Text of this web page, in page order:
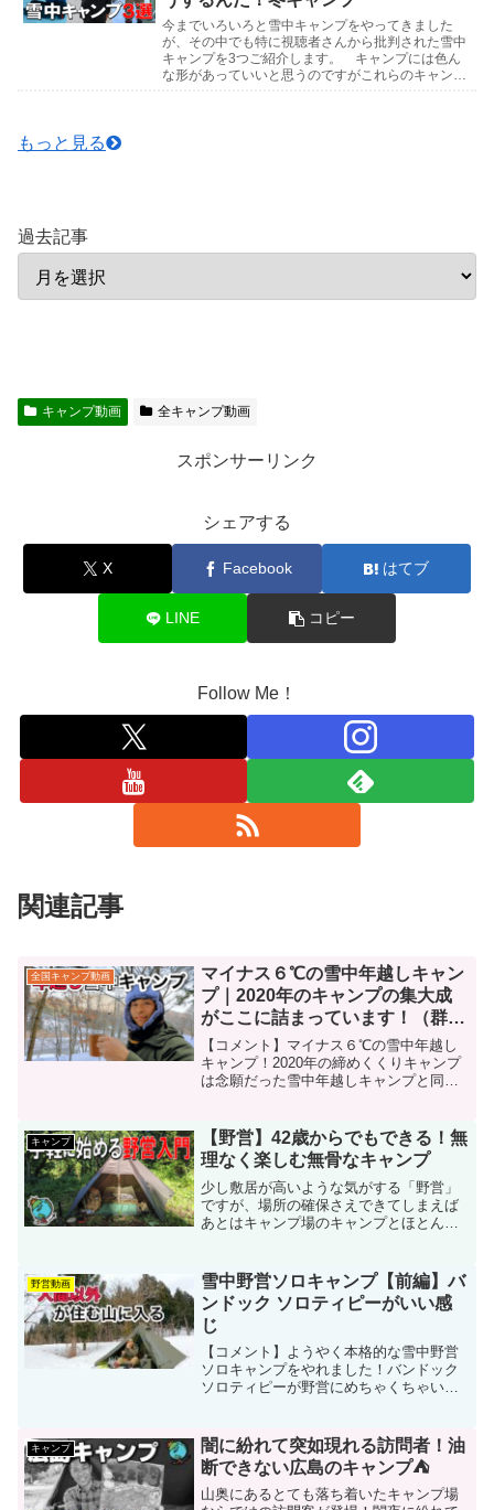
今までいろいろと雪中キャンプをやってきました
が、その中でも特に視聴者さんから批判された雪中
キャンプを3つご紹介します。 キャンプには色ん
な形があっていいと思うのですがこれらのキャンプ
もっと見る
過去記事
キャンプ動画 全キャンプ動画
スポンサーリンク
シェアする
X Facebook はてブ
LINE コピー
Follow Me！
関連記事
全国キャンプ動画
マイナス６℃の雪中年越しキャン
プ｜2020年のキャンプの集大成
がここに詰まっています！（群馬
県／グリーンパークふきわれ）
【コメント】マイナス６℃の雪中年越し
キャンプ！2020年の締めくくりキャンプ
は念願だった雪中年越しキャンプと同時
キャンプに取り組み、真剣に駆け抜けて
きた集大成です...
キャンプ
【野営】42歳からでもできる！無
理なく楽しむ無骨なキャンプ
少し敷居が高いような気がする「野営」
ですが、場所の確保さえできてしまえば
あとはキャンプ場のキャンプとほとんど
めます。【野営】42歳からでもできる！
無理なく楽しむ無骨な...
野営動画
雪中野営ソロキャンプ【前編】バ
ンドック ソロティピーがいい感
じ
【コメント】ようやく本格的な雪中野営
ソロキャンプをやれました！バンドック
ソロティピーが野営にめちゃくちゃいい
プ【前編】バンドック ソロティピーがい
い感じ 【使用キャン...
キャンプ
闇に紛れて突如現れる訪問者！油
断できない広島のキャンプ⛺
山奥にあるとても落ち着いたキャンプ場